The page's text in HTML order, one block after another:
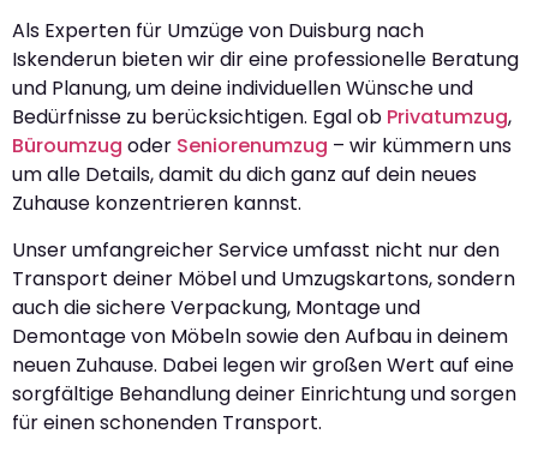
Als Experten für Umzüge von Duisburg nach
Iskenderun bieten wir dir eine professionelle Beratung
und Planung, um deine individuellen Wünsche und
Bedürfnisse zu berücksichtigen. Egal ob Privatumzug,
Büroumzug oder Seniorenumzug – wir kümmern uns
um alle Details, damit du dich ganz auf dein neues
Zuhause konzentrieren kannst.
Unser umfangreicher Service umfasst nicht nur den
Transport deiner Möbel und Umzugskartons, sondern
auch die sichere Verpackung, Montage und
Demontage von Möbeln sowie den Aufbau in deinem
neuen Zuhause. Dabei legen wir großen Wert auf eine
sorgfältige Behandlung deiner Einrichtung und sorgen
für einen schonenden Transport.